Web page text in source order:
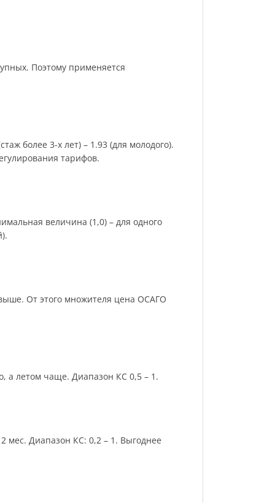
Поэтому применяется
более 3-х лет) – 1.93 (для молодого).
тарифов.
величина (1,0) – для одного
От этого множителя цена ОСАГО
а летом чаще. Диапазон КС 0,5 – 1.
мес. Диапазон КС: 0,2 – 1. Выгоднее